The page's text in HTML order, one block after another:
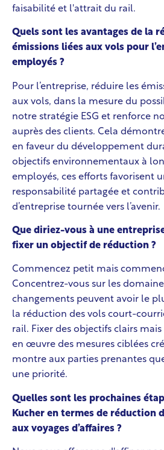
faisabilité et l'attrait du rail.
Quels sont les avantages de la
émissions liées aux vols pour
employés ?
Pour l’entreprise, réduire les
aux vols, dans la mesure du
notre stratégie ESG et renforce
auprès des clients. Cela
en faveur du développement
objectifs environnementaux à
employés, ces efforts favorisent
responsabilité partagée et
d’entreprise tournée vers l’avenir.
Que diriez-vous à une
fixer un objectif de réduction ?
Commencez petit mais
Concentrez-vous sur les
changements peuvent avoir le
la réduction des vols court-
rail. Fixer des objectifs clairs
en œuvre des mesures ciblées
montre aux parties prenantes
une priorité.
Quelles sont les prochaines
Kucher en termes de réduction
aux voyages d’affaires ?